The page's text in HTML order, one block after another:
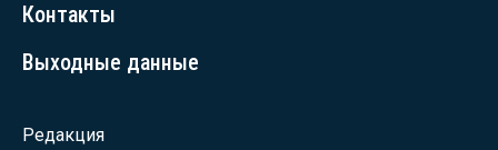
Контакты
Выходные данные
Редакция